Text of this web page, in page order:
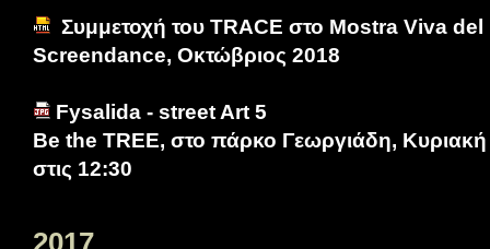
Συμμετοχή του TRACE στο Mostra Viva
Screendance, Οκτώβριος 2018
Fysalida - street Art 5
Be the TREE, στο πάρκο Γεωργιάδη, Κυριακή
στις 12:30
2017